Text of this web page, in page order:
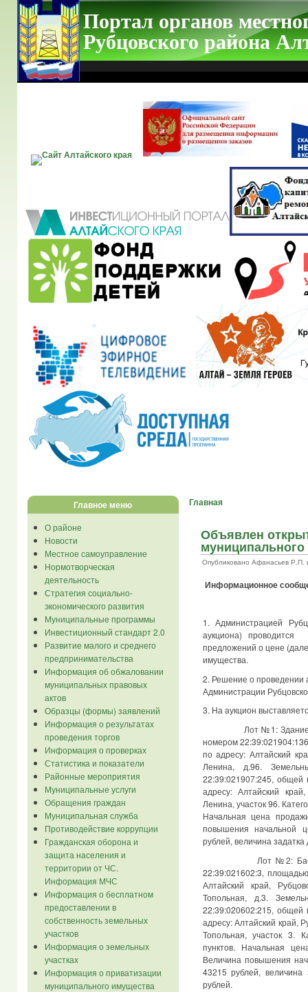
Портал органов
Рубцовского района
Главное меню
О районе
Новости
Местное самоуправление
Нормотворческая
деятельность
Стратегия социально-
экономического развития
Муниципальные программы
Инвестиционный стандарт 2.0
Развитие малого и среднего
предпринимательства
Информация об обжаловании
муниципальных правовых
актов
Образцы (формы) заявлений
Информация о результатах
проведения торгов
Информация о проверках
Статистика и показатели
Районные мероприятия
Муниципальные услуги
Обращения граждан
Муниципальная служба
Противодействие коррупции
Гражданская оборона и
защита населения и
территории от ЧС.
Информация МЧС
Информация о бесплатном
предоставлении в
собственность земельных
участков
Информация о земельных
участках
Информация о приватизации
муниципального имущества
Главная
Объявлен
Опубликовано Афанасьев Р.П.
Информационное
1. Администрацией
аукциона)
предложений о цене
имущества.
2. Решение о проведении
Администрации
3. На аукцион
Лот №1: Здание
номером
по адресу: Алтайский
Ленина, д.96.
22:39:021907:245,
адресу: Алтайский
Ленина, участок 96.
Начальная цена
повышения начальной
рублей, величина
Лот №2: Бассейн
22:39:021602:3,
Алтайский край,
Топольная, д.3.
22:39:020602:215,
адресу: Алтайский край,
Топольная, участок 3.
пунктов. Начальная
Величина повышения
43215 рублей, величина
рублей.